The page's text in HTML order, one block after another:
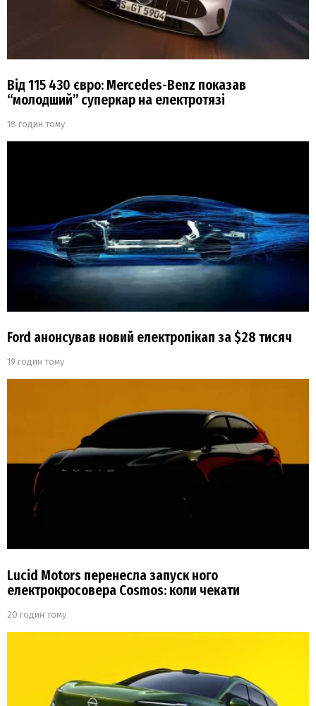
Від 115 430 євро: Mercedes-Benz показав
“молодший” суперкар на електротязі
18 годин тому
Ford анонсував новий електропікап за $28 тисяч
19 годин тому
Lucid Motors перенесла запуск ного
електрокросовера Cosmos: коли чекати
20 годин тому